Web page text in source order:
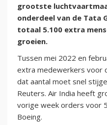
grootste
onderdeel van de Tata
totaal 5.100 extra
groeien.
Tussen mei 2022 en
extra medewerkers voor
dat aantal moet snel
Reuters. Air India heeft
vorige week orders voor
Boeing.